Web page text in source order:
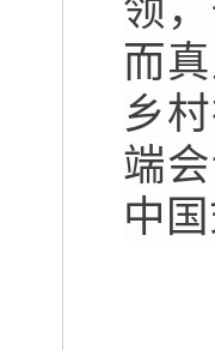
领
而
乡
端
中